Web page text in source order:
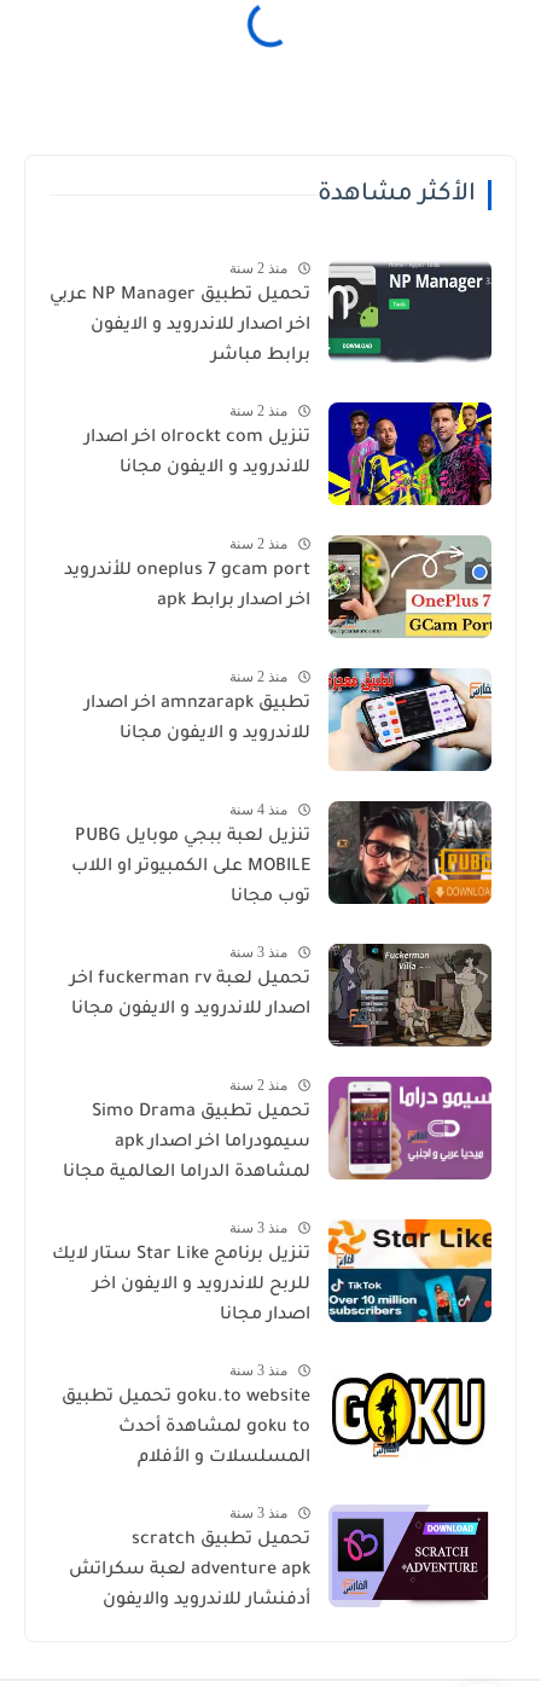
الأكثر مشاهدة
منذ 2 سنة
تحميل تطبيق NP Manager عربي
اخر اصدار للاندرويد و الايفون
برابط مباشر
منذ 2 سنة
تنزيل olrockt com اخر اصدار
للاندرويد و الايفون مجانا
منذ 2 سنة
oneplus 7 gcam port للأندرويد
اخر اصدار برابط apk
منذ 2 سنة
تطبيق amnzarapk اخر اصدار
للاندرويد و الايفون مجانا
منذ 4 سنة
تنزيل لعبة ببجي موبايل PUBG
MOBILE على الكمبيوتر او اللاب
توب مجانا
منذ 3 سنة
تحميل لعبة fuckerman rv اخر
اصدار للاندرويد و الايفون مجانا
منذ 2 سنة
تحميل تطبيق Simo Drama
سيمودراما اخر اصدار apk
لمشاهدة الدراما العالمية مجانا
منذ 3 سنة
تنزيل برنامج Star Like ستار لايك
للربح للاندرويد و الايفون اخر
اصدار مجانا
منذ 3 سنة
goku.to website تحميل تطبيق
goku to لمشاهدة أحدث
المسلسلات و الأفلام
منذ 3 سنة
تحميل تطبيق scratch
adventure apk لعبة سكراتش
أدفنشار للاندرويد والايفون